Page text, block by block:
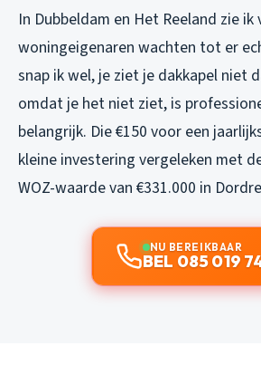
In Dubbeldam en Het Reeland zie ik
woningeigenaren wachten tot er
snap ik wel, je ziet je dakkapel niet
omdat je het niet ziet, is
belangrijk. Die €150 voor een
kleine investering vergeleken met
WOZ-waarde van €331.000 in
NU BEREIKBAAR
BEL 085 019